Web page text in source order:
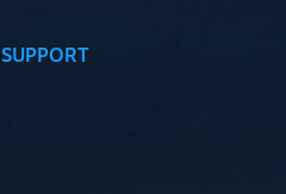
SUPPORT